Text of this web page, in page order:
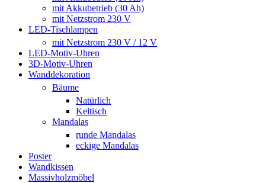
mit Akkubetrieb (30 Ah)
mit Netzstrom 230 V
LED-Tischlampen
mit Netzstrom 230 V / 12 V
LED-Motiv-Uhren
3D-Motiv-Uhren
Wanddekoration
Bäume
Natürlich
Keltisch
Mandalas
runde Mandalas
eckige Mandalas
Poster
Wandkissen
Massivholzmöbel